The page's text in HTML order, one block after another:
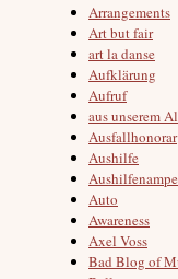
Arrangements
Art but fair
art la danse
Aufklärung
Aufruf
aus unserem
Ausfallhonorar
Aushilfe
Auto
Awareness
Axel Voss
Bad Blog of